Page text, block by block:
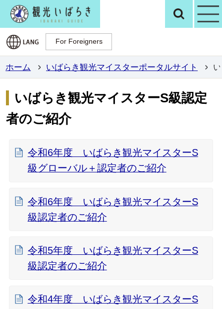
観光いばらき検
For Foreigners
For Foreigners
ホーム いばらき観光マイスターポータルサイト
いばらき観光マイスターS級認定
者のご紹介
令和6年度 いばらき観光マイスターS
級グローバル＋認定者のご紹介
令和6年度 いばらき観光マイスターS
級認定者のご紹介
令和5年度 いばらき観光マイスターS
級認定者のご紹介
令和4年度 いばらき観光マイスターS